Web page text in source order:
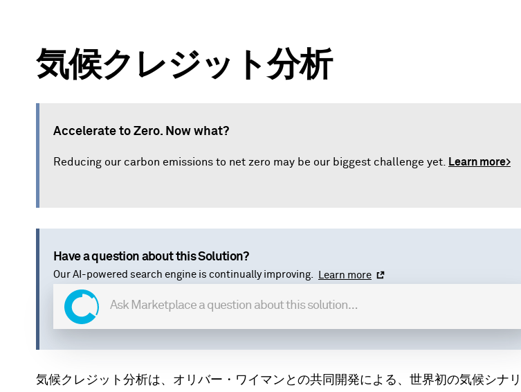
気候クレジット分析
Accelerate to Zero. Now what?
Reducing our carbon emissions to net zero may be our biggest challenge yet. Learn more>
Have a question about this Solution?
Our AI-powered search engine is continually improving. Learn more
気候クレジット分析は、オリバー・ワイマンとの共同開発による、世界初の気候シナ